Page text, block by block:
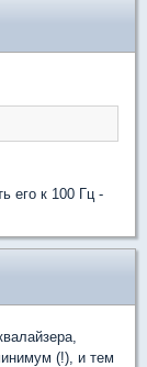
его к 100 Гц -
(!), и тем